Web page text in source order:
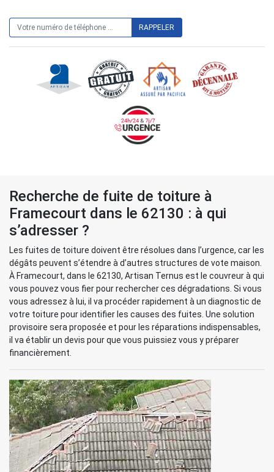
Recherche de fuite de toiture à
Framecourt dans le 62130 : à qui
s’adresser ?
Les fuites de toiture doivent être résolues dans l’urgence, car les
dégâts peuvent s’étendre à d’autres structures de vote maison.
À Framecourt, dans le 62130, Artisan Ternus est le couvreur à qui
vous pouvez vous fier pour rechercher ces dégradations. Si vous
vous adressez à lui, il va procéder rapidement à un diagnostic de
votre toiture pour identifier les causes des fuites. Une solution
provisoire sera proposée et pour les réparations indispensables,
il va établir un devis pour que vous puissiez vous y préparer
financièrement.